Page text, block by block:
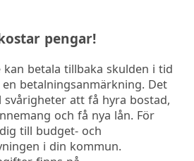
pengar!
kan betala tillbaka skulden i tid
betalningsanmärkning. Det
svårigheter att få hyra bostad,
och få nya lån. För
till budget- och
i din kommun.